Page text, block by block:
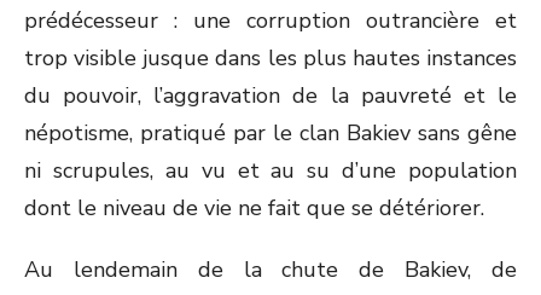
prédécesseur : une corruption outrancière et
trop visible jusque dans les plus hautes instances
du pouvoir, l’aggravation de la pauvreté et le
népotisme, pratiqué par le clan Bakiev sans gêne
ni scrupules, au vu et au su d’une population
dont le niveau de vie ne fait que se détériorer.
Au lendemain de la chute de Bakiev, de